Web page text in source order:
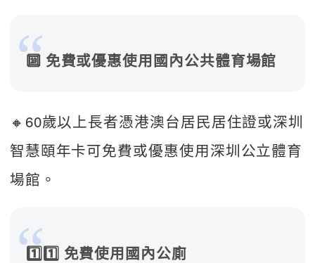
🔟 免費或優惠使用國內公共體育場館
🔸60歲以上長者憑港澳台居民居住證或深圳
智慧頤年卡可免費或優惠使用深圳公立體育
場館。
1️⃣1️⃣ 免費使用國內公廁